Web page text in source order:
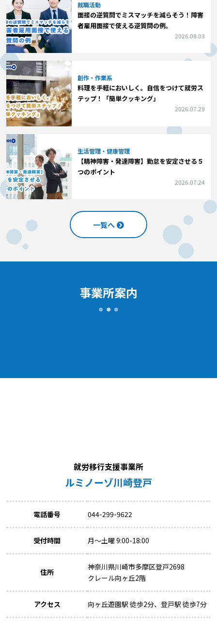
就職活動
面接の逆質問でミスマッチを減らそう！障害
者雇用面接で使える逆質問の例。
2026.08.03
創作・作業系
料理を手軽においしく。自信をつけて就労ス
テップ！「簡単クッキング」
2026.07.29
生活管理・健康管理
【精神障害・発達障害】勤怠を安定させる５
つのポイント
2026.07.24
一覧へ
事業所案内
就労移行支援事業所
ルミノーゾ川崎登戸
電話番号 044-299-9622
受付時間 月～土曜 9:00-18:00
住所
神奈川県川崎市多摩区登戸2698
クレール向ヶ丘2階
アクセス 向ヶ丘遊園駅 徒歩2分、登戸駅 徒歩7分